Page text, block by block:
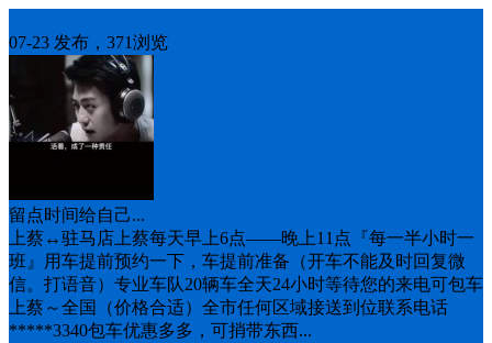
07-23 发布，371浏览
留点时间给自己...
上蔡↔️驻马店上蔡每天早上6点——晚上11点『每一半小时一
班』用车提前预约一下，车提前准备（开车不能及时回复微
信。打语音）专业车队20辆车全天24小时等待您的来电可包车
上蔡～全国（价格合适）全市任何区域接送到位联系电话
*****3340包车优惠多多，可捎带东西...